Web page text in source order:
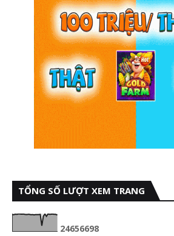
TỔNG SỐ LƯỢT XEM TRANG
24656698